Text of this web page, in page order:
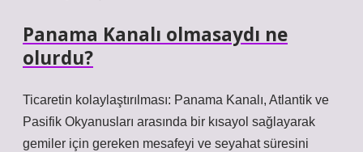
Panama Kanalı olmasaydı ne
olurdu?
Ticaretin kolaylaştırılması: Panama Kanalı, Atlantik ve
Pasifik Okyanusları arasında bir kısayol sağlayarak
gemiler için gereken mesafeyi ve seyahat süresini